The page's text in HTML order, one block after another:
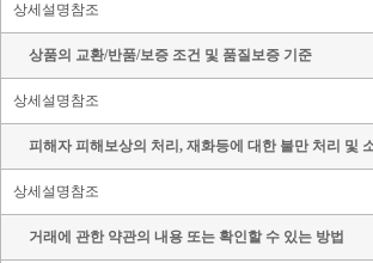
상세설명참조
상품의 교환/반품/보증 조건 및 품질보증 기준
상세설명참조
피해자 피해보상의 처리, 재화등에 대한 불만 처리 및
상세설명참조
거래에 관한 약관의 내용 또는 확인할 수 있는 방법